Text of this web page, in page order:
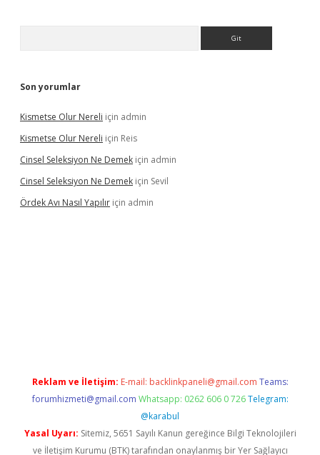
Son yorumlar
Kismetse Olur Nereli için admin
Kismetse Olur Nereli için Reis
Cinsel Seleksiyon Ne Demek için admin
Cinsel Seleksiyon Ne Demek için Sevil
Ördek Avı Nasıl Yapılır için admin
Reklam ve İletişim: E-mail: backlinkpaneli@gmail.com Teams:
forumhizmeti@gmail.com Whatsapp: 0262 606 0 726 Telegram:
@karabul
Yasal Uyarı: Sitemiz, 5651 Sayılı Kanun gereğince Bilgi Teknolojileri
ve İletişim Kurumu (BTK) tarafından onaylanmış bir Yer Sağlayıcı